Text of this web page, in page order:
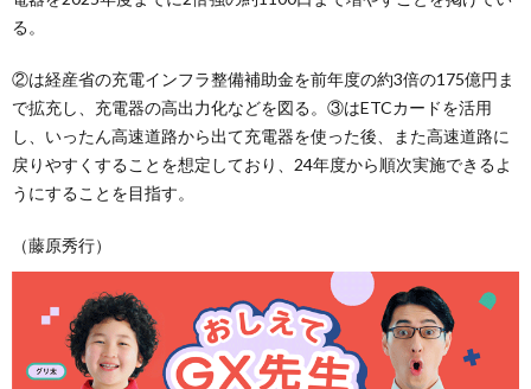
る。
②は経産省の充電インフラ整備補助金を前年度の約3倍の175億円ま
で拡充し、充電器の高出力化などを図る。③はETCカードを活用
し、いったん高速道路から出て充電器を使った後、また高速道路に
戻りやすくすることを想定しており、24年度から順次実施できるよ
うにすることを目指す。
（藤原秀行）